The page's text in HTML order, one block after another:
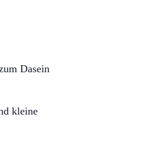
Dasein
kleine